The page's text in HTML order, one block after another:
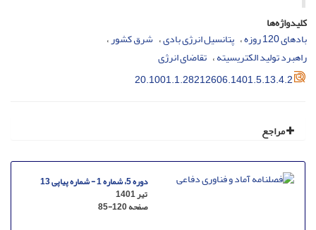
کلیدواژه‌ها
بادهای 120 روزه
پتانسیل انرژی بادی شرق کشور
راهبرد تولید الکتریسیته تقاضای انرژی
20.1001.1.28212606.1401.5.13.4.2
مراجع
دوره 5، شماره 1 - شماره پیاپی 13
تیر 1401
صفحه85-120